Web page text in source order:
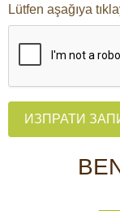
Lütfen aşağıya
ИЗПРАТИ